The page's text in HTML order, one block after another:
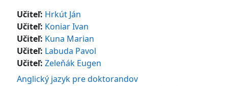
Učiteľ: Hrkút Ján
Učiteľ: Koniar Ivan
Učiteľ: Kuna Marian
Učiteľ: Labuda Pavol
Učiteľ: Zeleňák Eugen
Anglický jazyk pre doktorandov